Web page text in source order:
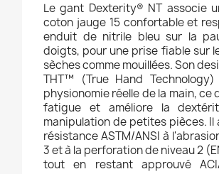
Le gant Dexterity® NT associe
coton jauge 15 confortable et
enduit de nitrile bleu sur la
doigts, pour une prise fiable sur
sèches comme mouillées. Son
THT™ (True Hand
physionomie réelle de la main, ce
fatigue et améliore la
manipulation de petites pièces. Il
résistance ASTM/ANSI à
3 et à la perforation de niveau 2
tout en restant approuvé